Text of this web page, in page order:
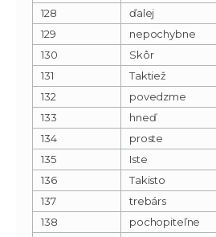
128
ďalej
129
nepochybne
130
Skôr
131
Taktiež
132
povedzme
133
hneď
134
proste
135
Iste
136
Takisto
137
trebárs
138
pochopiteľne